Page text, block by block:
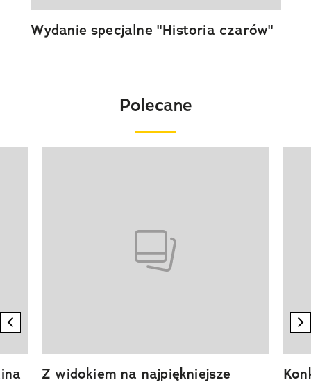
Wydanie specjalne "Historia czarów"
Polecane
previous element
Z widokiem na najpiękniejsze